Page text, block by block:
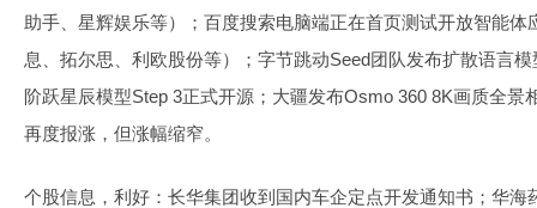
助手、星辉娱乐等）；百度搜索电脑端正在首页测试开放智能体
息、拓尔思、利欧股份等）；字节跳动Seed团队发布扩散语言
阶跃星辰模型Step 3正式开源；大疆发布Osmo 360 8K画质全景
再度报涨，但涨幅缩窄。
个股信息，利好：长华集团收到国内车企定点开发通知书；华